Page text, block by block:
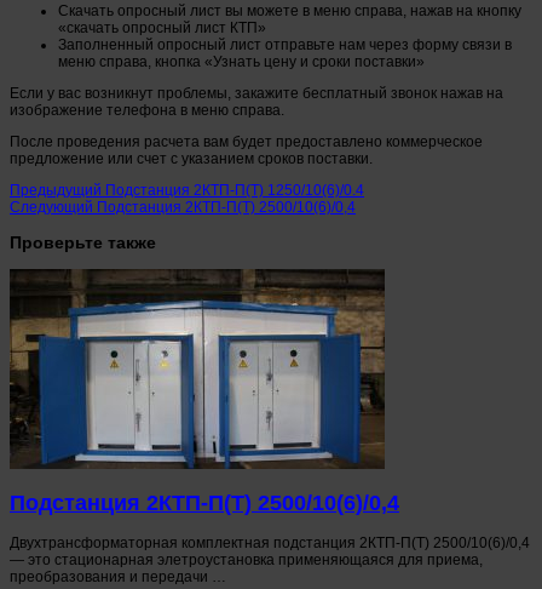
Скачать опросный лист вы можете в меню справа, нажав на кнопку
«скачать опросный лист КТП»
Заполненный опросный лист отправьте нам через форму связи в
меню справа, кнопка «Узнать цену и сроки поставки»
Если у вас возникнут проблемы, закажите бесплатный звонок нажав на
изображение телефона в меню справа.
После проведения расчета вам будет предоставлено коммерческое
предложение или счет с указанием сроков поставки.
Предыдущий Подстанция 2КТП-П(Т) 1250/10(6)/0.4
Следующий Подстанция 2КТП-П(Т) 2500/10(6)/0,4
Проверьте также
Подстанция 2КТП-П(Т) 2500/10(6)/0,4
Двухтрансформаторная комплектная подстанция 2КТП-П(Т) 2500/10(6)/0,4
— это стационарная элетроустановка применяющаяся для приема,
преобразования и передачи …